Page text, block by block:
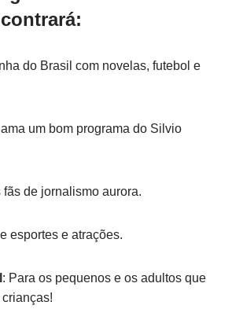
do Brasil com novelas, futebol e
um bom programa do Silvio
fãs de jornalismo aurora.
esportes e atrações.
: Para os pequenos e os adultos que